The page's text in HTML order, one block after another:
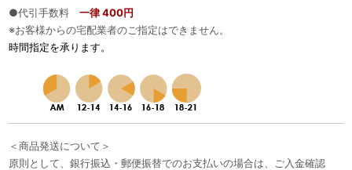
●代引手数料 一律 400円
※お客様からの宅配業者のご指定はできません。
時間指定を承ります。
＜商品発送について＞
原則として、銀行振込・郵便振替でのお支払いの場合は、ご入金確認